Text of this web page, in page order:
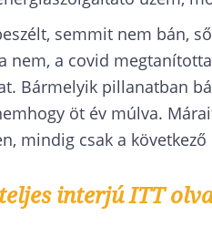
semmit nem bán,
nem, a covid
Bármelyik pillanatban
öt év múlva.
mindig csak a
interjú ITT